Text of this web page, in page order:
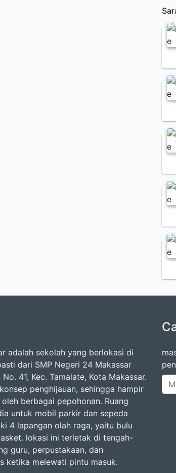
adalah sekolah yang berlokasi di
dari SMP Negeri 24 Makassar
41, Kec. Tamalate, Kota Makassar.
penghijauan, sehingga hampir
berbagai pepohonan. Ruang
untuk mobil parkir dan sepeda
4 lapangan olah raga, yaitu bulu
lokasi ini terletak di tengah-
guru, perpustakaan, dan
ketika melewati pintu masuk.